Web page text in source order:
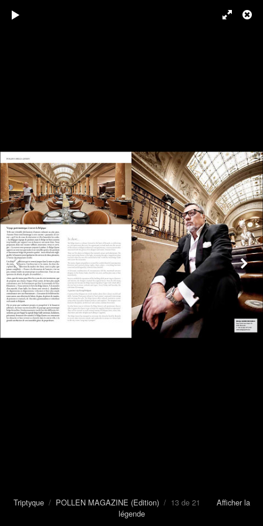
Triptyque/ POLLEN MAGAZINE (Edition)/ 13 de 21 Afficher la
légende